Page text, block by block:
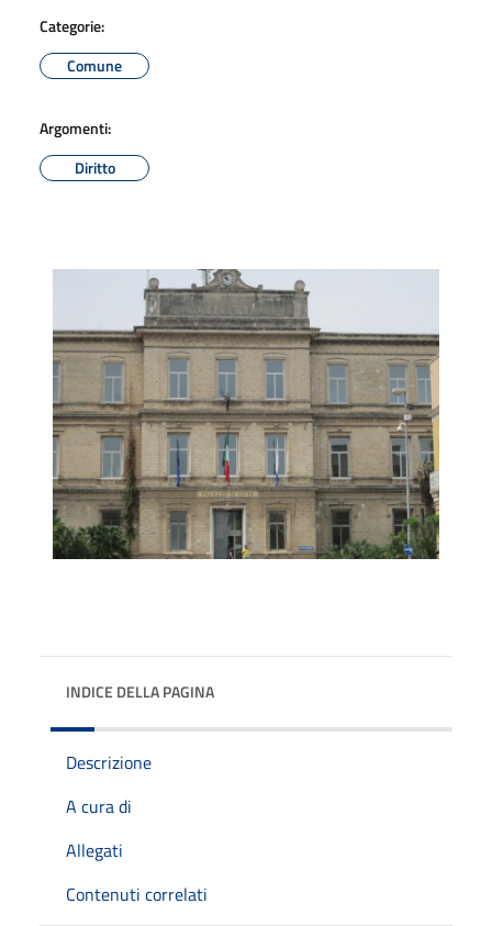
Categorie:
Comune
Argomenti:
Diritto
INDICE DELLA PAGINA
Descrizione
A cura di
Allegati
Contenuti correlati